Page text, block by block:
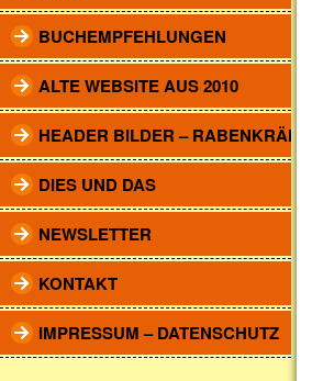
BUCHEMPFEHLUNGEN
ALTE WEBSITE AUS 2010
HEADER BILDER – RABENKRÄHEN
DIES UND DAS
NEWSLETTER
KONTAKT
IMPRESSUM – DATENSCHUTZ